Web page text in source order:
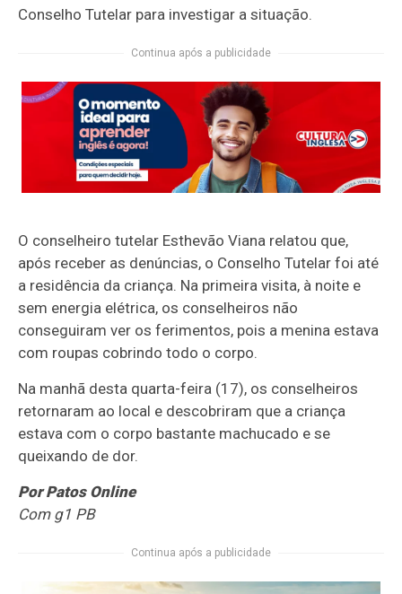
Conselho Tutelar para investigar a situação.
Continua após a publicidade
O conselheiro tutelar Esthevão Viana relatou que,
após receber as denúncias, o Conselho Tutelar foi até
a residência da criança. Na primeira visita, à noite e
sem energia elétrica, os conselheiros não
conseguiram ver os ferimentos, pois a menina estava
com roupas cobrindo todo o corpo.
Na manhã desta quarta-feira (17), os conselheiros
retornaram ao local e descobriram que a criança
estava com o corpo bastante machucado e se
queixando de dor.
Por Patos Online
Com g1 PB
Continua após a publicidade